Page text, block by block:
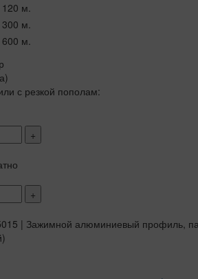
120 м.
300 м.
600 м.
с резкой пополам:
+
+